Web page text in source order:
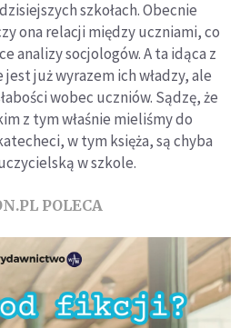
szkołach. Obecnie
ona relacji między uczniami, co
analizy socjologów. A ta idąca z
już wyrazem ich władzy, ale
wobec uczniów. Sądzę, że
z tym właśnie mieliśmy do
w tym księża, są chyba
w szkole.
POLECA